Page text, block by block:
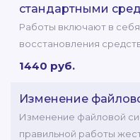
стандартными
Работы включают в
восстановления
1440 руб.
Изменение
Изменение файловой
правильной работы